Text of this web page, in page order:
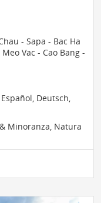
- Sapa - Bac Ha
Vac - Cao Bang -
Deutsch,
Minoranza, Natura